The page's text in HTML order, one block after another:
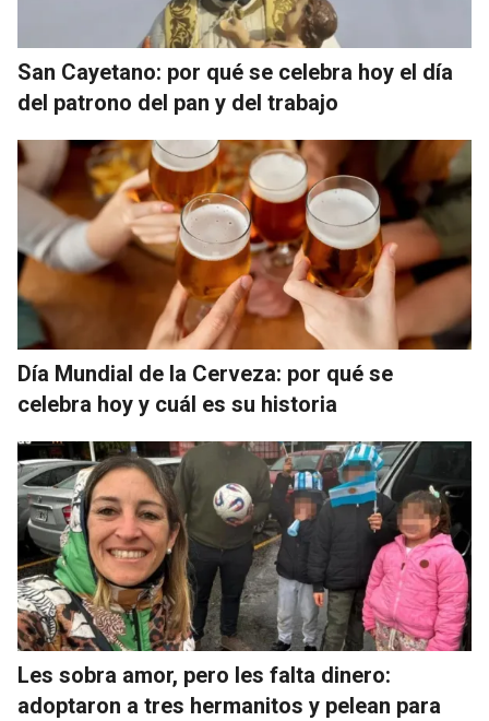
San Cayetano: por qué se celebra hoy el día
del patrono del pan y del trabajo
Día Mundial de la Cerveza: por qué se
celebra hoy y cuál es su historia
Les sobra amor, pero les falta dinero:
adoptaron a tres hermanitos y pelean para